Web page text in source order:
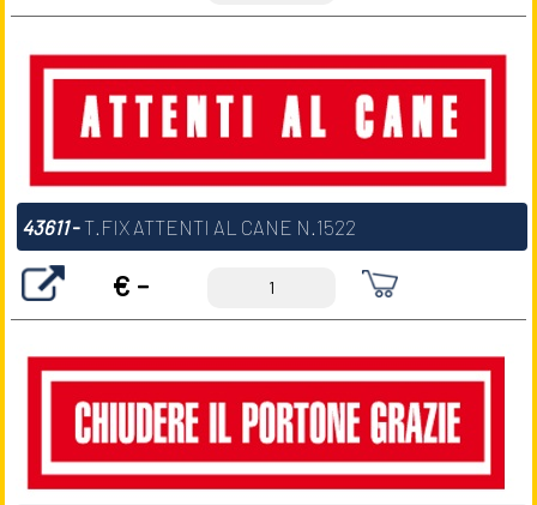
43611- T.FIX ATTENTI AL CANE N.1522
€ -